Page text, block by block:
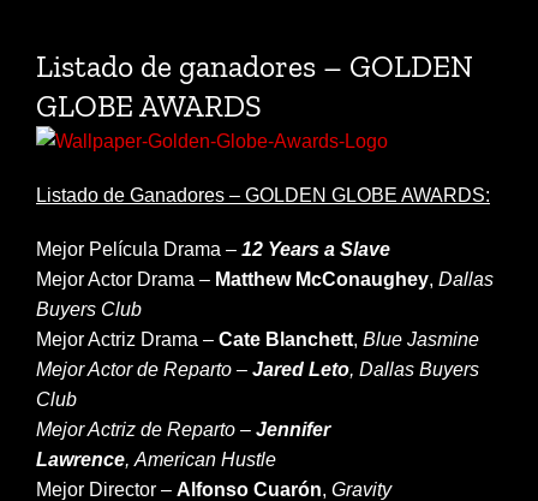
Listado de ganadores – GOLDEN
GLOBE AWARDS
Listado de Ganadores – GOLDEN GLOBE AWARDS:
Mejor Película Drama – 12 Years a Slave
Mejor Actor Drama – Matthew McConaughey, Dallas
Buyers Club
Mejor Actriz Drama – Cate Blanchett, Blue Jasmine
Mejor Actor de Reparto – Jared Leto, Dallas Buyers
Club
Mejor Actriz de Reparto – Jennifer
Lawrence, American Hustle
Mejor Director – Alfonso Cuarón, Gravity